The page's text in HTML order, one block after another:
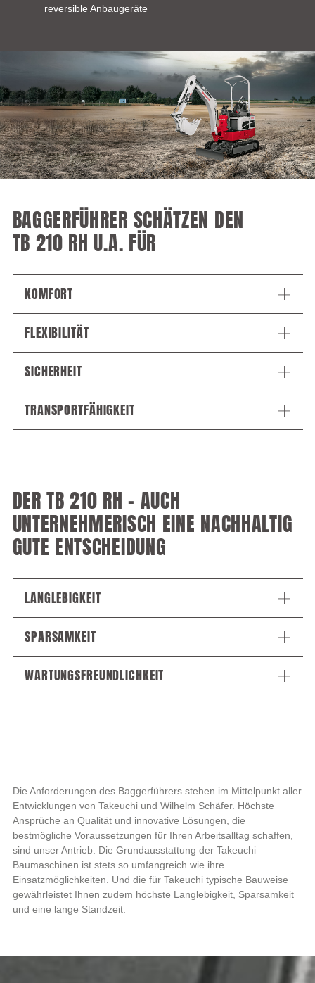
reversible Anbaugeräte
BAGGERFÜHRER SCHÄTZEN DEN
TB 210 RH U.A. FÜR
KOMFORT
FLEXIBILITÄT
SICHERHEIT
TRANSPORTFÄHIGKEIT
DER TB 210 RH – AUCH
UNTERNEHMERISCH EINE NACHHALTIG
GUTE ENTSCHEIDUNG
LANGLEBIGKEIT
SPARSAMKEIT
WARTUNGSFREUNDLICHKEIT
Die Anforderungen des Baggerführers stehen im Mittelpunkt aller
Entwicklungen von Takeuchi und Wilhelm Schäfer. Höchste
Ansprüche an Qualität und innovative Lösungen, die
bestmögliche Voraussetzungen für Ihren Arbeitsalltag schaffen,
sind unser Antrieb. Die Grundausstattung der Takeuchi
Baumaschinen ist stets so umfangreich wie ihre
Einsatzmöglichkeiten. Und die für Takeuchi typische Bauweise
gewährleistet Ihnen zudem höchste Langlebigkeit, Sparsamkeit
und eine lange Standzeit.